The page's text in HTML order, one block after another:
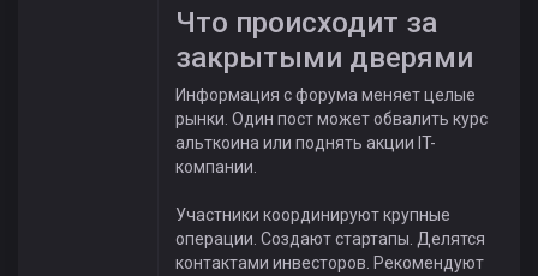
Что происходит за
закрытыми дверями
Информация с форума меняет целые
рынки. Один пост может обвалить курс
альткоина или поднять акции IT-
компании.
Участники координируют крупные
операции. Создают стартапы. Делятся
контактами инвесторов. Рекомендуют